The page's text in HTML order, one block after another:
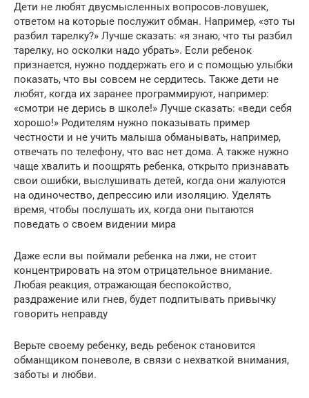
Дети не любят двусмысленных вопросов-ловушек,
ответом на которые послужит обман. Например, «это ты
разбил тарелку?» Лучше сказать: «я знаю, что ты разбил
тарелку, но осколки надо убрать». Если ребенок
признается, нужно поддержать его и с помощью улыбки
показать, что вы совсем не сердитесь. Также дети не
любят, когда их заранее программируют, например:
«смотри не дерись в школе!» Лучше сказать: «веди себя
хорошо!» Родителям нужно показывать пример
честности и не учить малыша обманывать, например,
отвечать по телефону, что вас нет дома. А также нужно
чаще хвалить и поощрять ребенка, открыто признавать
свои ошибки, выслушивать детей, когда они жалуются
на одиночество, депрессию или изоляцию. Уделять
время, чтобы послушать их, когда они пытаются
поведать о своем видении мира
Даже если вы поймали ребенка на лжи, не стоит
концентрировать на этом отрицательное внимание.
Любая реакция, отражающая беспокойство,
раздражение или гнев, будет подпитывать привычку
говорить неправду
Верьте своему ребенку, ведь ребенок становится
обманщиком поневоле, в связи с нехваткой внимания,
заботы и любви.